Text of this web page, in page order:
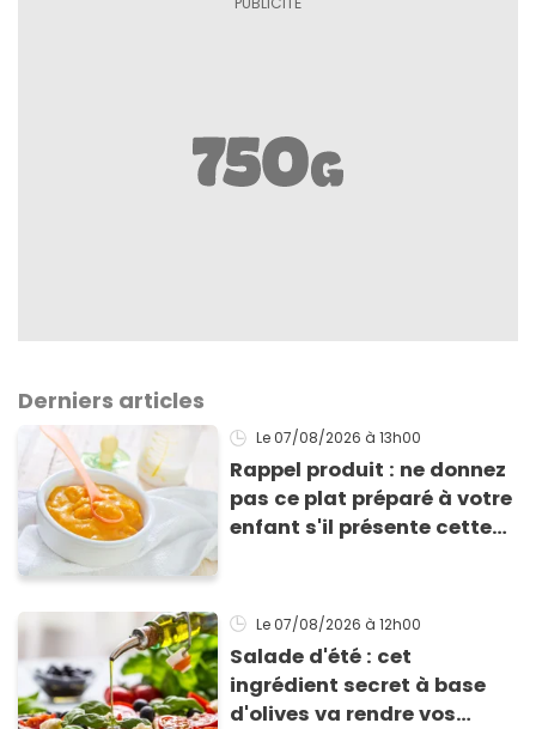
Derniers articles
Le 07/08/2026 à 13h00
Rappel produit : ne donnez
pas ce plat préparé à votre
enfant s'il présente cette
Le 07/08/2026 à 12h00
Salade d'été : cet
ingrédient secret à base
d'olives va rendre vos